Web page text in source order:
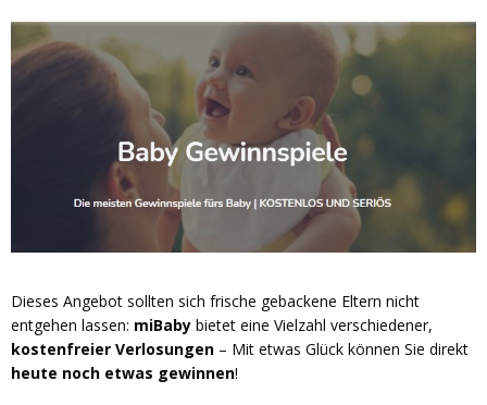
Dieses Angebot sollten sich frische gebackene Eltern nicht
entgehen lassen: miBaby bietet eine Vielzahl verschiedener,
kostenfreier Verlosungen – Mit etwas Glück können Sie direkt
heute noch etwas gewinnen!